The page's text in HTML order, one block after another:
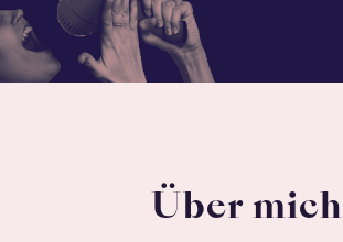
Über mich